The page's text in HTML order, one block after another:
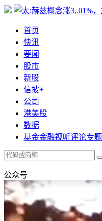
首页
快讯
要闻
股市
新股
信披+
公司
港美股
数据
基金金融视听评论专题
公众号